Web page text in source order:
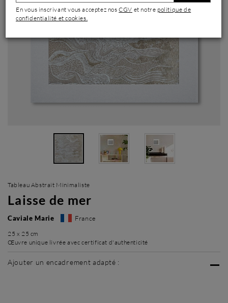
Tableau Abstrait Minimaliste
Laisse de mer
Caviale Marie France
25 x 25 cm
Œuvre unique livrée avec certificat d'authenticité
Ajouter un encadrement adapté :
En vous inscrivant vous acceptez nosCGV et notre politique de
confidentialité et cookies.